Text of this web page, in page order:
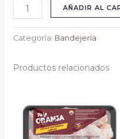
AÑADIR AL
Categoría: Bandejería
Productos relacionados